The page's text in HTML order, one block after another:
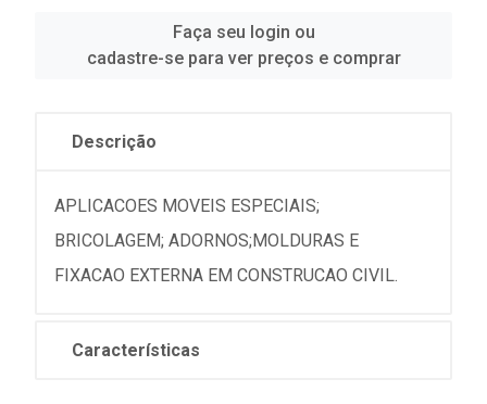
Faça seu login ou
cadastre-se para ver preços e comprar
Descrição
APLICACOES MOVEIS ESPECIAIS;
BRICOLAGEM; ADORNOS;MOLDURAS E
FIXACAO EXTERNA EM CONSTRUCAO CIVIL.
Características